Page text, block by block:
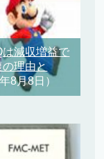
は減収増益で
の理由と
8月8日）